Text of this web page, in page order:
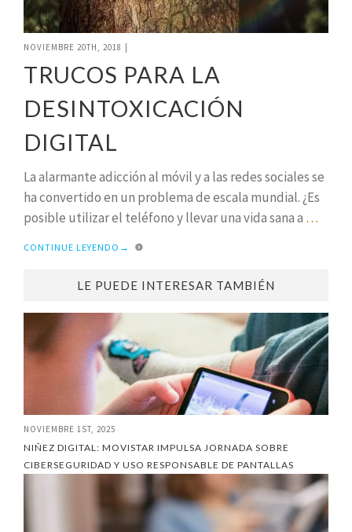
NOVIEMBRE 20TH, 2018
TRUCOS PARA LA
DESINTOXICACIÓN
DIGITAL
La alarmante adicción al móvil y a las redes sociales se
ha convertido en un problema de escala mundial. ¿Es
posible utilizar el teléfono y llevar una vida sana a …
CONTINUE LEYENDO →
LE PUEDE INTERESAR TAMBIÉN
NOVIEMBRE 1ST, 2025
NIÑEZ DIGITAL: MOVISTAR IMPULSA JORNADA SOBRE
CIBERSEGURIDAD Y USO RESPONSABLE DE PANTALLAS